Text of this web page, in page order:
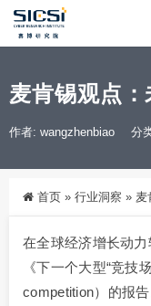
麦肯锡观点
作者: wangzhenbiao 分
首页 » 行业洞察 » 麦
在全球经济增长动
《下一个大型“竞技
competition）的报